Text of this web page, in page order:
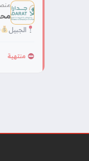
الجبيل
منتهية